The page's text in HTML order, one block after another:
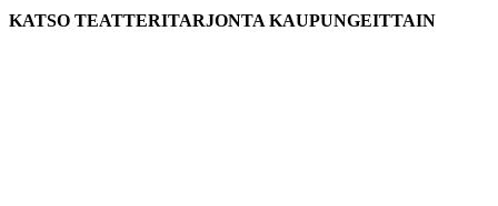
KATSO TEATTERITARJONTA KAUPUNGEITTAIN